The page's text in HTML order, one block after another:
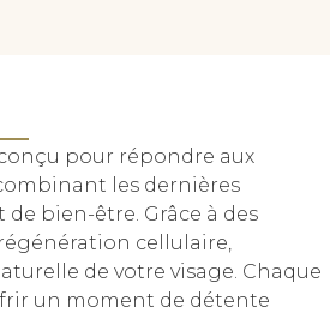
pour répondre aux
les dernières
bien-être. Grâce à des
cellulaire,
de votre visage. Chaque
un moment de détente